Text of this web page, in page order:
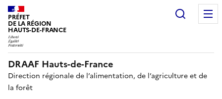
PRÉFET
DE LA RÉGION
HAUTS-DE-FRANCE
DRAAF Hauts-de-France
Direction régionale de l’alimentation, de l’agriculture et de
la forêt